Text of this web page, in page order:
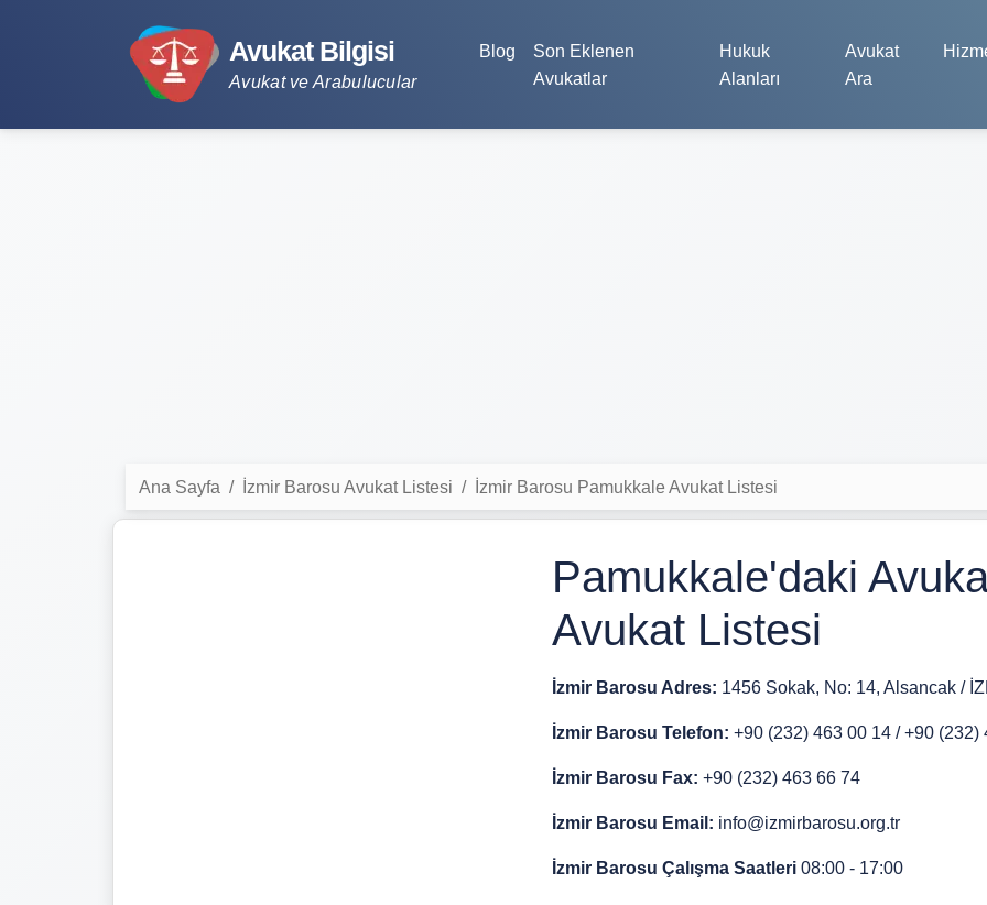
Avukat Bilgisi
Avukat ve Arabulucular
Blog
Son Eklenen
Avukatlar
Hukuk
Alanları
Avukat
Ara
Ana Sayfa İzmir Barosu Avukat Listesi İzmir Barosu Pamukkale Avukat Listesi
Pamukkale'daki
Avukat Listesi
İzmir Barosu Adres: 1456 Sokak, No: 14, Alsancak /
İzmir Barosu Telefon: +90 (232) 463 00 14 / +90 (232)
İzmir Barosu Fax: +90 (232) 463 66 74
İzmir Barosu Email: info@izmirbarosu.org.tr
İzmir Barosu Çalışma Saatleri 08:00 - 17:00